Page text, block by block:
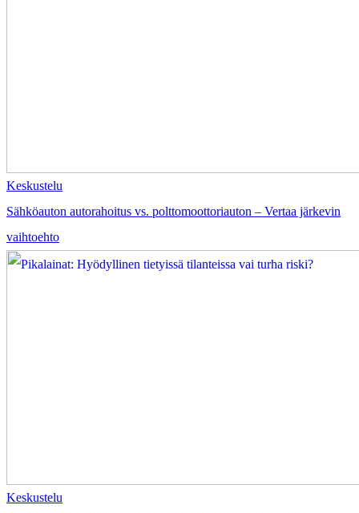
Keskustelu
Sähköauton autorahoitus vs. polttomoottoriauton – Vertaa järkevin
vaihtoehto
Keskustelu